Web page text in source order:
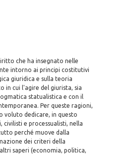
che ha insegnato nelle
intorno ai principi costitutivi
giuridica e sulla teoria
in cui l'agire del giurista, sia
statualistica e con il
Per queste ragioni,
voluto dedicare, in questo
e processualisti, nella
perché muove dalla
dei criteri della
saperi (economia, politica,